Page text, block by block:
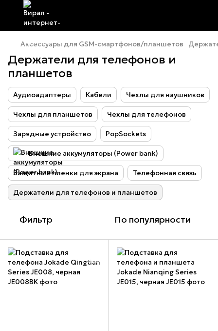
Аксессуары для GSM-смартфонов/планшетов
Держатели для телефонов и
планшетов
Аудиоадаптеры Кабели Чехлы для наушников
Чехлы для планшетов Чехлы для телефонов
Зарядные устройство PopSockets
Внешние аккумуляторы (Power bank)
Защитные пленки для экрана Телефонная связь
Держатели для телефонов и планшетов
Фильтр По популярности